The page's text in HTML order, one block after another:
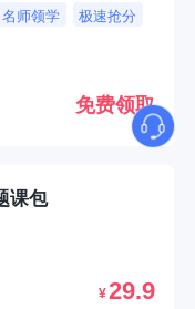
名师领学 极速抢分
免费领取
课包
¥29.9